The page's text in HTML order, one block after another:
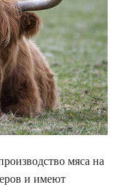
мяса на
и имеют